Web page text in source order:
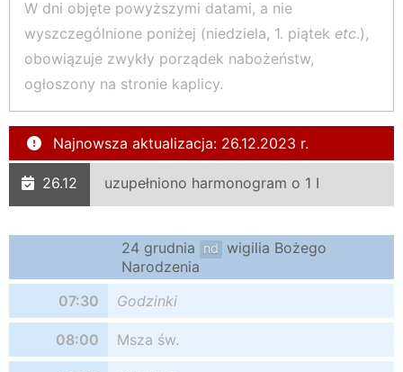
W dni objęte powyższymi datami, a nie
wyszczególnione poniżej (niedziela, 1. piątek etc.),
obowiązuje zwykły porządek nabożeństw,
ogłoszony na stronie kaplicy.
Najnowsza aktualizacja: 26.12.2023 r.
26.12 uzupełniono harmonogram o 1 I
24 grudnia nd wigilia Bożego
Narodzenia
07:30
Godzinki
08:00 Msza św.